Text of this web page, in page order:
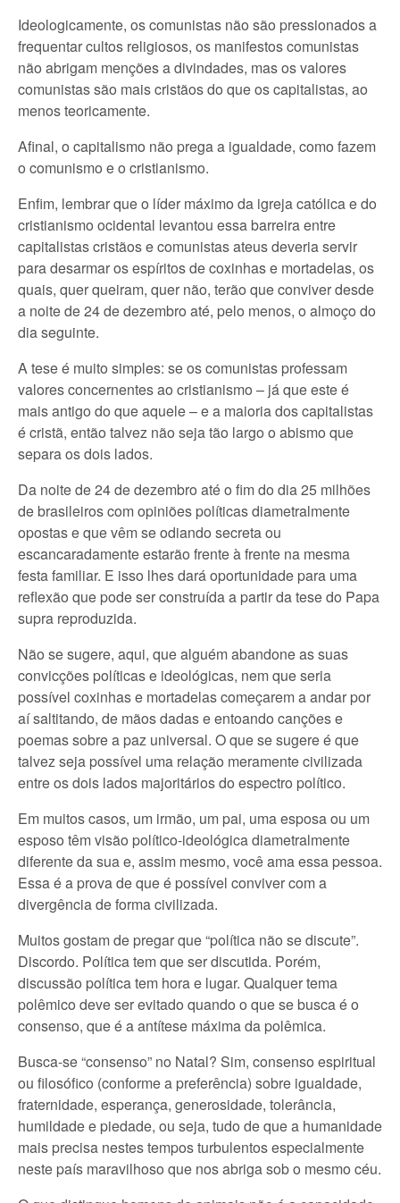
Ideologicamente, os comunistas não são pressionados a
frequentar cultos religiosos, os manifestos comunistas
não abrigam menções a divindades, mas os valores
comunistas são mais cristãos do que os capitalistas, ao
menos teoricamente.
Afinal, o capitalismo não prega a igualdade, como fazem
o comunismo e o cristianismo.
Enfim, lembrar que o líder máximo da igreja católica e do
cristianismo ocidental levantou essa barreira entre
capitalistas cristãos e comunistas ateus deveria servir
para desarmar os espíritos de coxinhas e mortadelas, os
quais, quer queiram, quer não, terão que conviver desde
a noite de 24 de dezembro até, pelo menos, o almoço do
dia seguinte.
A tese é muito simples: se os comunistas professam
valores concernentes ao cristianismo – já que este é
mais antigo do que aquele – e a maioria dos capitalistas
é cristã, então talvez não seja tão largo o abismo que
separa os dois lados.
Da noite de 24 de dezembro até o fim do dia 25 milhões
de brasileiros com opiniões políticas diametralmente
opostas e que vêm se odiando secreta ou
escancaradamente estarão frente à frente na mesma
festa familiar. E isso lhes dará oportunidade para uma
reflexão que pode ser construída a partir da tese do Papa
supra reproduzida.
Não se sugere, aqui, que alguém abandone as suas
convicções políticas e ideológicas, nem que seria
possível coxinhas e mortadelas começarem a andar por
aí saltitando, de mãos dadas e entoando canções e
poemas sobre a paz universal. O que se sugere é que
talvez seja possível uma relação meramente civilizada
entre os dois lados majoritários do espectro político.
Em muitos casos, um irmão, um pai, uma esposa ou um
esposo têm visão político-ideológica diametralmente
diferente da sua e, assim mesmo, você ama essa pessoa.
Essa é a prova de que é possível conviver com a
divergência de forma civilizada.
Muitos gostam de pregar que “política não se discute”.
Discordo. Política tem que ser discutida. Porém,
discussão política tem hora e lugar. Qualquer tema
polêmico deve ser evitado quando o que se busca é o
consenso, que é a antítese máxima da polêmica.
Busca-se “consenso” no Natal? Sim, consenso espiritual
ou filosófico (conforme a preferência) sobre igualdade,
fraternidade, esperança, generosidade, tolerância,
humildade e piedade, ou seja, tudo de que a humanidade
mais precisa nestes tempos turbulentos especialmente
neste país maravilhoso que nos abriga sob o mesmo céu.